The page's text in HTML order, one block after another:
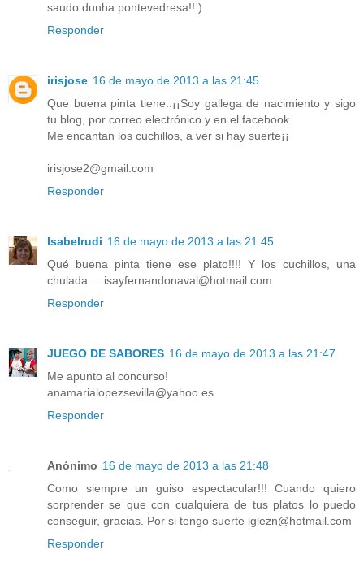
saudo dunha pontevedresa!!:)
Responder
irisjose 16 de mayo de 2013 a las 21:45
Que buena pinta tiene..¡¡Soy gallega de nacimiento y sigo
tu blog, por correo electrónico y en el facebook.
Me encantan los cuchillos, a ver si hay suerte¡¡
irisjose2@gmail.com
Responder
Isabelrudi 16 de mayo de 2013 a las 21:45
Qué buena pinta tiene ese plato!!!! Y los cuchillos, una
chulada.... isayfernandonaval@hotmail.com
Responder
JUEGO DE SABORES 16 de mayo de 2013 a las 21:47
Me apunto al concurso!
anamarialopezsevilla@yahoo.es
Responder
Anónimo 16 de mayo de 2013 a las 21:48
Como siempre un guiso espectacular!!! Cuando quiero
sorprender se que con cualquiera de tus platos lo puedo
conseguir, gracias. Por si tengo suerte lglezn@hotmail.com
Responder